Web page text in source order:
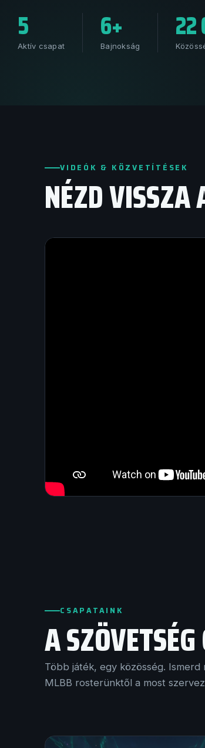
5
Aktív csapat
6+
Bajnokság
22
VIDEÓK & KÖZVETÍTÉSEK
NÉZD VISSZA
CSAPATAINK
A
Több játék, egy közösség. Ismerd
MLBB rosterünktől a most